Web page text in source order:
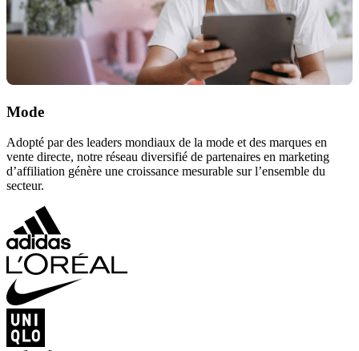
Mode
Adopté par des leaders mondiaux de la mode et des marques en
vente directe, notre réseau diversifié de partenaires en marketing
d’affiliation génère une croissance mesurable sur l’ensemble du
secteur.